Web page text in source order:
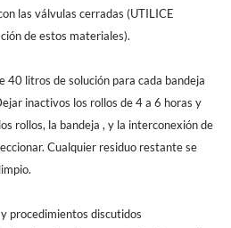
las válvulas cerradas (UTILICE
de estos materiales).
40 litros de solución para cada bandeja
inactivos los rollos de 4 a 6 horas y
rollos, la bandeja , y la interconexión de
Cualquier residuo restante se
procedimientos discutidos